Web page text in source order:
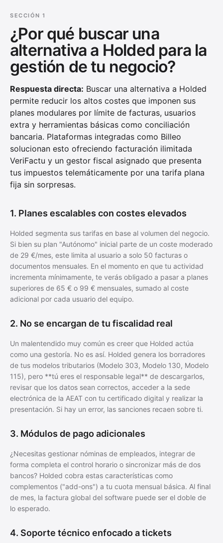
SECCIÓN 1
¿Por qué buscar una
alternativa a Holded para la
gestión de tu negocio?
Respuesta directa: Buscar una alternativa a Holded
permite reducir los altos costes que imponen sus
planes modulares por límite de facturas, usuarios
extra y herramientas básicas como conciliación
bancaria. Plataformas integradas como Billeo
solucionan esto ofreciendo facturación ilimitada
VeriFactu y un gestor fiscal asignado que presenta
tus impuestos telemáticamente por una tarifa plana
fija sin sorpresas.
1. Planes escalables con costes elevados
Holded segmenta sus tarifas en base al volumen del negocio.
Si bien su plan "Autónomo" inicial parte de un coste moderado
de 29 €/mes, este limita al usuario a solo 50 facturas o
documentos mensuales. En el momento en que tu actividad
incrementa mínimamente, te verás obligado a pasar a planes
superiores de 65 € o 99 € mensuales, sumado al coste
adicional por cada usuario del equipo.
2. No se encargan de tu fiscalidad real
Un malentendido muy común es creer que Holded actúa
como una gestoría. No es así. Holded genera los borradores
de tus modelos tributarios (Modelo 303, Modelo 130, Modelo
115), pero **tú eres el responsable legal** de descargarlos,
revisar que los datos sean correctos, acceder a la sede
electrónica de la AEAT con tu certificado digital y realizar la
presentación. Si hay un error, las sanciones recaen sobre ti.
3. Módulos de pago adicionales
¿Necesitas gestionar nóminas de empleados, integrar de
forma completa el control horario o sincronizar más de dos
bancos? Holded cobra estas características como
complementos ("add-ons") a tu cuota mensual básica. Al final
de mes, la factura global del software puede ser el doble de
lo esperado.
4. Soporte técnico enfocado a tickets